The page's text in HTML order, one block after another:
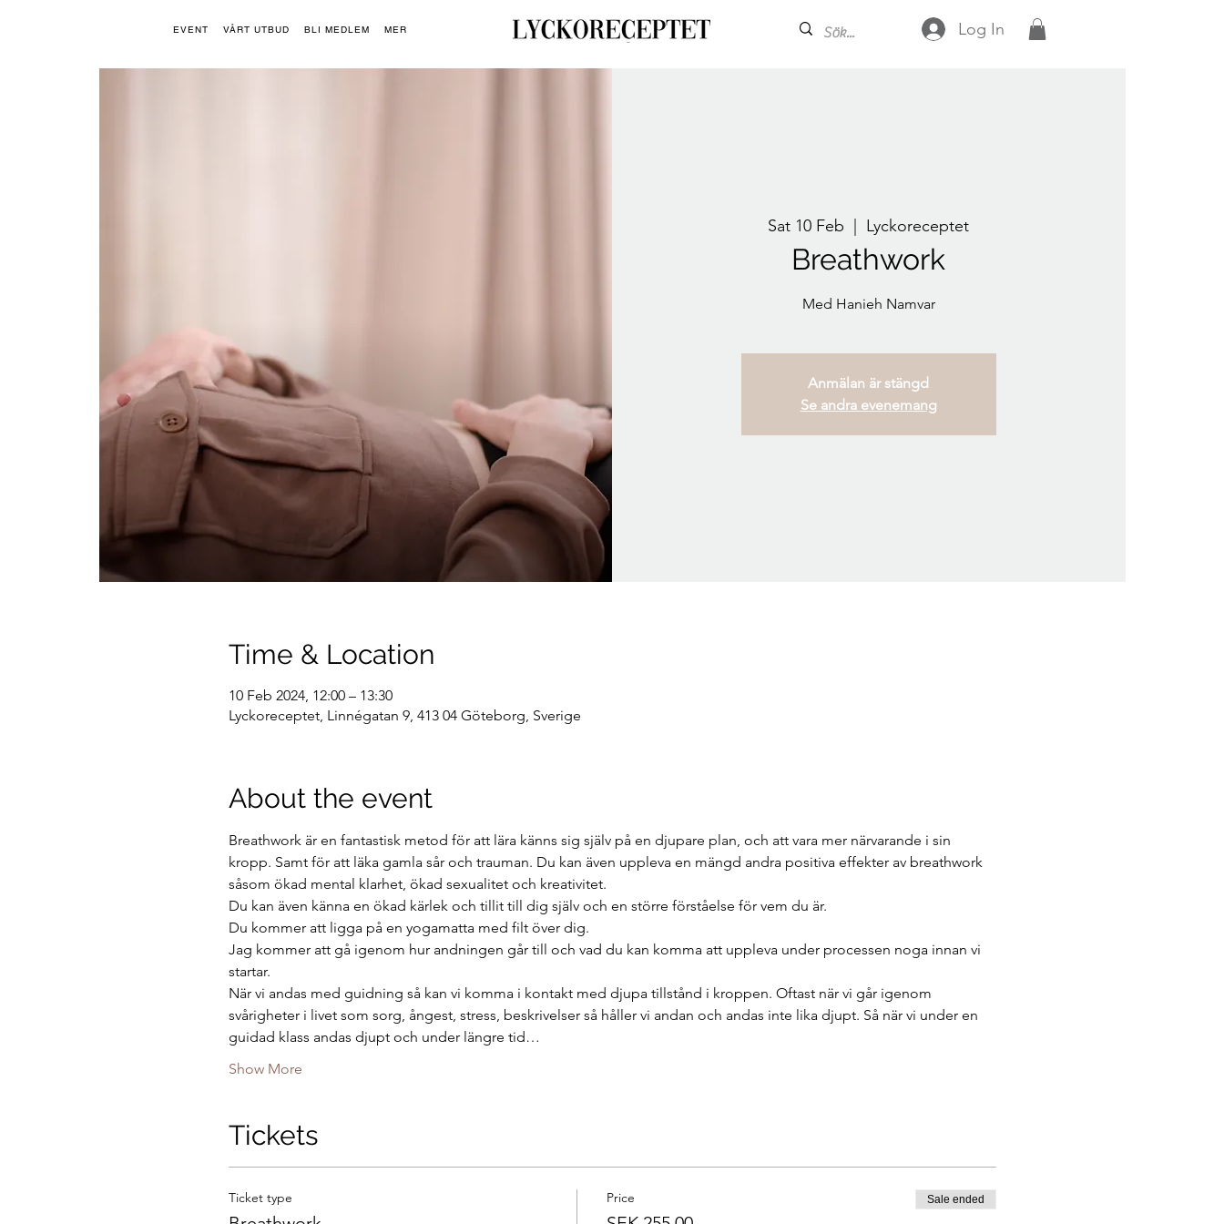
EVENT VÅRT UTBUD BLI MEDLEM MER Log In
Sat 10 Feb Lyckoreceptet
Breathwork
Med Hanieh Namvar
Anmälan är stängd
Se andra evenemang
Time & Location
10 Feb 2024, 12:00 – 13:30
Lyckoreceptet, Linnégatan 9, 413 04 Göteborg, Sverige
About the event
Breathwork är en fantastisk metod för att lära känns sig själv på en djupare plan, och att vara mer närvarande i sin
kropp. Samt för att läka gamla sår och trauman. Du kan även uppleva en mängd andra positiva effekter av breathwork
såsom ökad mental klarhet, ökad sexualitet och kreativitet.
Du kan även känna en ökad kärlek och tillit till dig själv och en större förståelse för vem du är.
Du kommer att ligga på en yogamatta med filt över dig.
Jag kommer att gå igenom hur andningen går till och vad du kan komma att uppleva under processen noga innan vi
startar.
När vi andas med guidning så kan vi komma i kontakt med djupa tillstånd i kroppen. Oftast när vi går igenom
svårigheter i livet som sorg, ångest, stress, beskrivelser så håller vi andan och andas inte lika djupt. Så när vi under en
guidad klass andas djupt och under längre tid…
Show More
Tickets
Ticket type Price Sale ended